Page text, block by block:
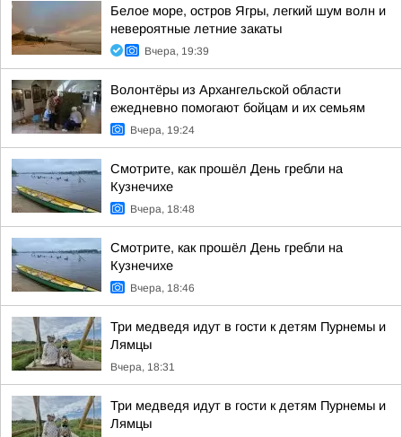
Белое море, остров Ягры, легкий шум волн и
невероятные летние закаты
Вчера, 19:39
Волонтёры из Архангельской области
ежедневно помогают бойцам и их семьям
Вчера, 19:24
Смотрите, как прошёл День гребли на
Кузнечихе
Вчера, 18:48
Смотрите, как прошёл День гребли на
Кузнечихе
Вчера, 18:46
Три медведя идут в гости к детям Пурнемы и
Лямцы
Вчера, 18:31
Три медведя идут в гости к детям Пурнемы и
Лямцы